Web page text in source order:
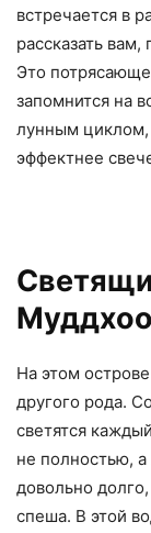
встречается в
рассказать
Это
запомнится на
лунным
эффектнее
Муддхоо
На этом
другого рода.
светятся
не полностью,
довольно
спеша. В этой